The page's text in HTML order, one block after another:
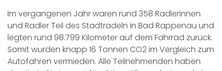
Im vergangenen Jahr waren rund 358 Radlerinnen
und Radler Teil des Stadtradeln in Bad Rappenau und
legten rund 98.799 Kilometer auf dem Fahrrad zurück.
Somit wurden knapp 16 Tonnen CO2 im Vergleich zum
Autofahren vermieden. Alle Teilnehmenden haben